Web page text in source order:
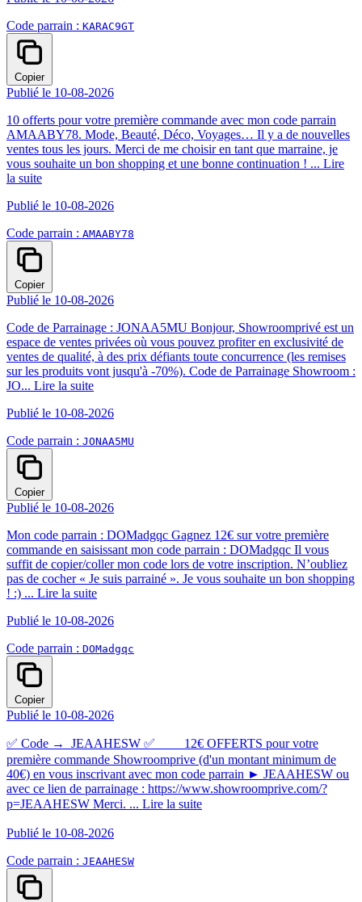
Code parrain : KARAC9GT
Copier
Publié le 10-08-2026
10 offerts pour votre première commande avec mon code parrain
AMAABY78. Mode, Beauté, Déco, Voyages… Il y a de nouvelles
ventes tous les jours. Merci de me choisir en tant que marraine, je
vous souhaite un bon shopping et une bonne continuation ! ... Lire
la suite
Publié le 10-08-2026
Code parrain : AMAABY78
Copier
Publié le 10-08-2026
Code de Parrainage : JONAA5MU Bonjour, Showroomprivé est un
espace de ventes privées où vous pouvez profiter en exclusivité de
ventes de qualité, à des prix défiants toute concurrence (les remises
sur les produits vont jusqu'à -70%). Code de Parrainage Showroom :
JO... Lire la suite
Publié le 10-08-2026
Code parrain : JONAA5MU
Copier
Publié le 10-08-2026
Mon code parrain : DOMadgqc Gagnez 12€ sur votre première
commande en saisissant mon code parrain : DOMadgqc Il vous
suffit de copier/coller mon code lors de votre inscription. N’oubliez
pas de cocher « Je suis parrainé ». Je vous souhaite un bon shopping
! :) ... Lire la suite
Publié le 10-08-2026
Code parrain : DOMadgqc
Copier
Publié le 10-08-2026
✅ㅤ Code → JEAAHESW ㅤ✅ ‎ ‎ ‎ ‎ ‎ ‎ ‎ ‎ 12€ OFFERTS pour votre
première commande Showroomprive (d'un montant minimum de
40€) en vous inscrivant avec mon code parrain ► JEAAHESW ou
avec ce lien de parrainage : https://www.showroomprive.com/?
p=JEAAHESW Merci. ㅤ... Lire la suite
Publié le 10-08-2026
Code parrain : JEAAHESW